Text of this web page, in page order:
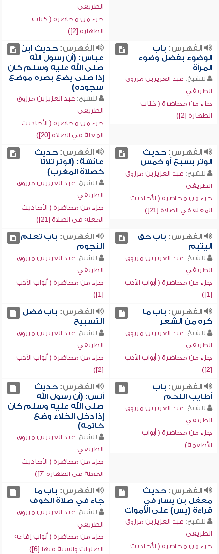
الطريفي
جزء من محاضرة ( كتاب
الطهارة [2])
الفهرس: باب
الوضوء بفضل وضوء
المرأة
للشيخ: عبد العزيز بن مرزوق
الطريفي
جزء من محاضرة ( كتاب
الطهارة [2])
الفهرس:حديث ابن
عباس: (أن رسول الله
صلى الله عليه وسلم كان
إذا صلى يضع بصره موضع
سجوده)
للشيخ: عبد العزيز بن مرزوق
الطريفي
جزء من محاضرة ( الأحاديث
المعلة في الصلاة [20])
الفهرس:حديث
الوتر بسبع أو خمس
للشيخ: عبد العزيز بن مرزوق
الطريفي
جزء من محاضرة ( الأحاديث
المعلة في الصلاة [21])
الفهرس:حديث
عائشة: (الوتر ثلاثاً
كصلاة المغرب)
للشيخ: عبد العزيز بن مرزوق
الطريفي
جزء من محاضرة ( الأحاديث
المعلة في الصلاة [21])
الفهرس: باب حق
اليتيم
للشيخ: عبد العزيز بن مرزوق
الطريفي
جزء من محاضرة ( أبواب الأدب
[1])
الفهرس: باب تعلم
النجوم
للشيخ: عبد العزيز بن مرزوق
الطريفي
جزء من محاضرة ( أبواب الأدب
[1])
الفهرس: باب ما
كره من الشعر
للشيخ: عبد العزيز بن مرزوق
الطريفي
جزء من محاضرة ( أبواب الأدب
[2])
الفهرس: باب فضل
التسبيح
للشيخ: عبد العزيز بن مرزوق
الطريفي
جزء من محاضرة ( أبواب الأدب
[2])
الفهرس: باب
أطايب اللحم
للشيخ: عبد العزيز بن مرزوق
الطريفي
جزء من محاضرة ( أبواب
الأطعمة)
الفهرس:حديث
أنس: (أن رسول الله
صلى الله عليه وسلم كان
إذا دخل الخلاء وضع
خاتمه)
للشيخ: عبد العزيز بن مرزوق
الطريفي
جزء من محاضرة ( الأحاديث
المعلة في الطهارة [7])
الفهرس:حديث
معقل بن يسار في
قراءة (يس) على الأموات
للشيخ: عبد العزيز بن مرزوق
الطريفي
جزء من محاضرة ( الأحاديث
الفهرس: باب ما
جاء في صلاة الخوف
للشيخ: عبد العزيز بن مرزوق
الطريفي
جزء من محاضرة ( أبواب إقامة
الصلوات والسنة فيها [6])